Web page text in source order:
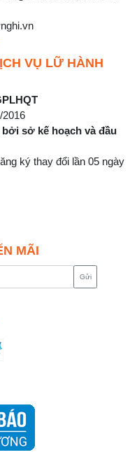
VỤ LỮ HÀNH
2016
sở kế hoạch và đầu
ký thay đổi lần 05 ngày
MÃI
Gửi